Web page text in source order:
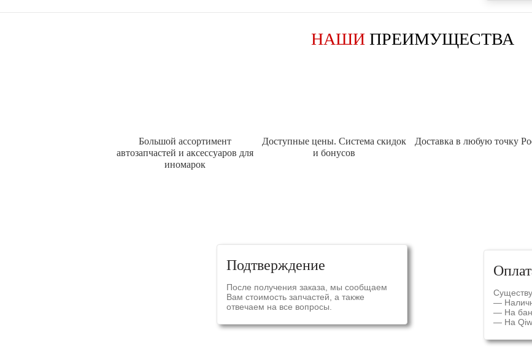
НАШИПРЕИМУЩЕСТВА
Большой ассортимент
автозапчастей и аксессуаров для
иномарок
Доступные цены. Система скидок
и бонусов
Доставка в любую точку
Подтверждение
После получения заказа, мы сообщаем
Вам стоимость запчастей, а также
отвечаем на все вопросы.
—
— На
— На